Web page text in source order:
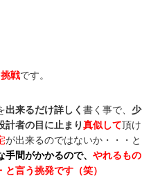
戦です。
出来るだけ詳しく 書く事で、 少
計者の目に止まり 真似して頂け
が出来るのではないか・・・と
間がかかるので、 やれるもの
言う挑発です（笑）